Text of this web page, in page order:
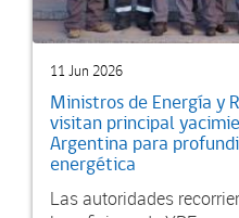
11 Jun 2026
Ministros de Energía y
visitan principal
Argentina para
energética
Las autoridades